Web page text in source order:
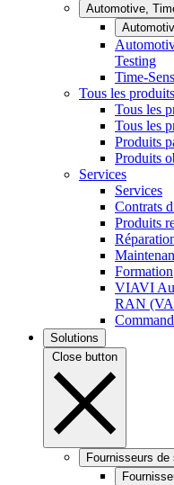
Automotive,
Testing
Time-
Tous les produits
Tous les
Tous les
Produits
Produits
Services
Services
Contrats
Produits
Formation
VIAVI
RAN
Solutions
Close button
Fournisseurs de